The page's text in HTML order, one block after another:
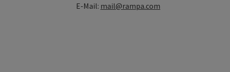
E-Mail: mail@rampa.com